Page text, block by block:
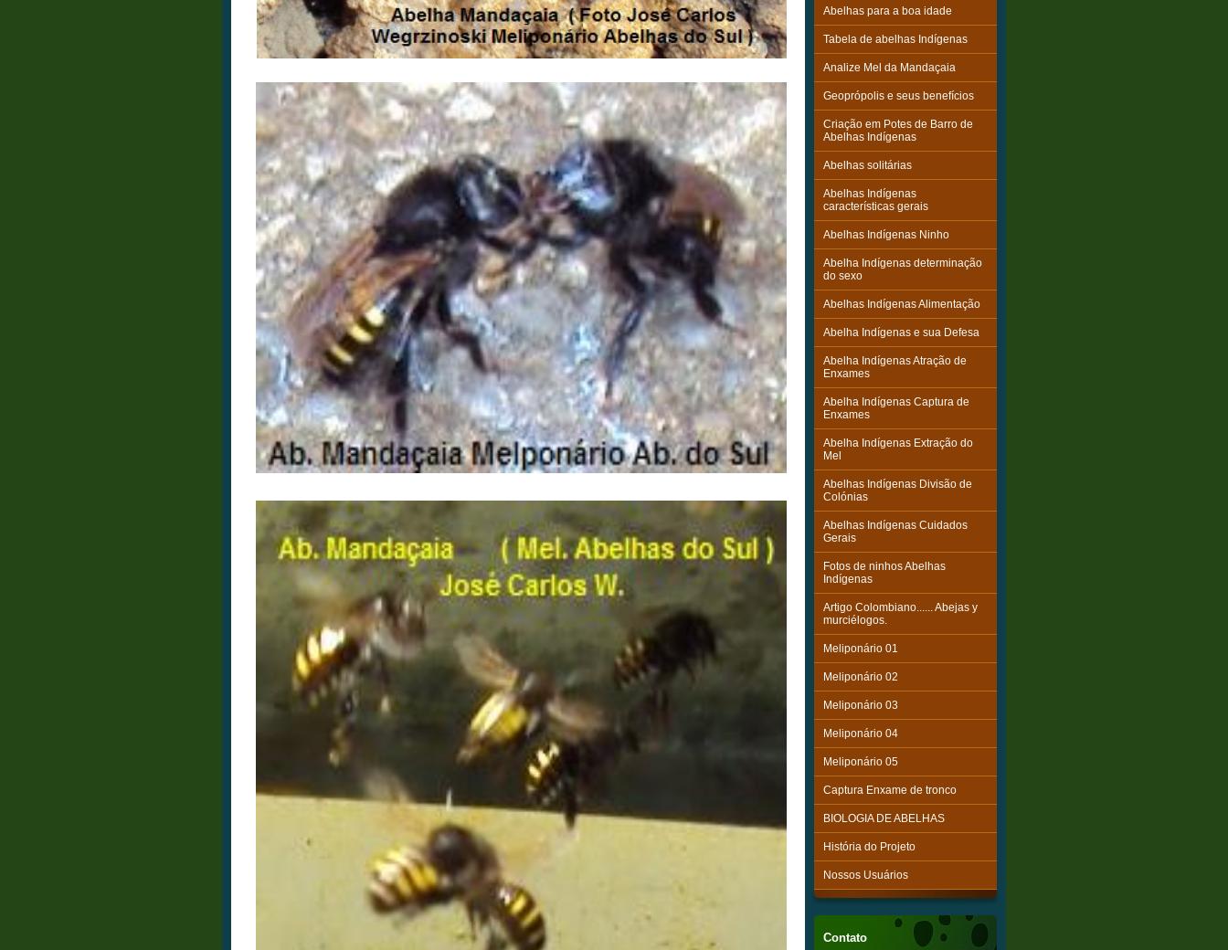
Abelhas para a boa idade
Tabela de abelhas Indígenas
Analize Mel da Mandaçaia
Geoprópolis e seus benefícios
Criação em Potes de Barro de
Abelhas Indígenas
Abelhas solitárias
Abelhas Indígenas
características gerais
Abelhas Indígenas Ninho
Abelha Indígenas determinação
do sexo
Abelhas Indígenas Alimentação
Abelha Indígenas e sua Defesa
Abelha Indígenas Atração de
Enxames
Abelha Indígenas Captura de
Enxames
Abelha Indígenas Extração do
Mel
Abelhas Indígenas Divisão de
Colónias
Abelhas Indígenas Cuidados
Gerais
Fotos de ninhos Abelhas
Indígenas
Artigo Colombiano...... Abejas y
murciélogos.
Meliponário 01
Meliponário 02
Meliponário 03
Meliponário 04
Meliponário 05
Captura Enxame de tronco
BIOLOGIA DE ABELHAS
História do Projeto
Nossos Usuários
Contato